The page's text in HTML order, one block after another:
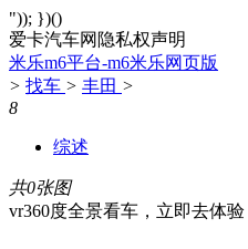
")); })()
爱卡汽车网隐私权声明
米乐m6平台-m6米乐网页版
> 找车 > 丰田 >
8
综述
共0张图
vr360度全景看车，立即去体验